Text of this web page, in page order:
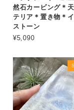
然石カービング＊
テリア＊置き物＊
ストーン
¥5,090